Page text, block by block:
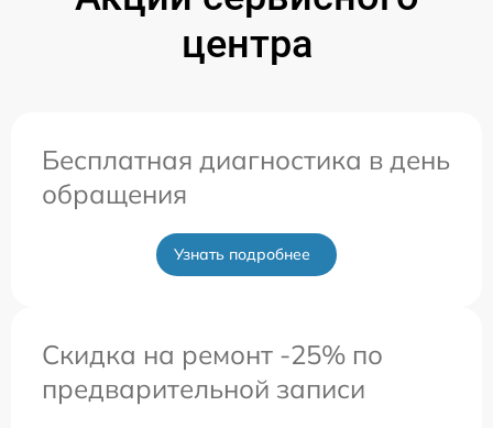
центра
Бесплатная диагностика в день
обращения
Узнать подробнее
Скидка на ремонт -25% по
предварительной записи